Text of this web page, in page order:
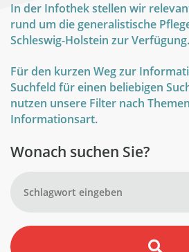
In der Infothek stellen wir
rund um die generalistische
Schleswig-Holstein zur Verfügung.
Für den kurzen Weg zur
Suchfeld für einen beliebigen
nutzen unsere Filter nach
Informationsart.
Wonach suchen Sie?